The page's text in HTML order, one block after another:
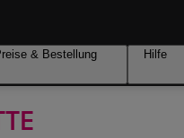
& Bestellung Hilfe